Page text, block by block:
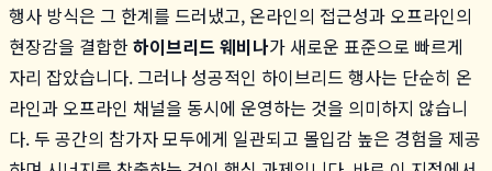
행사 방식은 그 한계를 드러냈고, 온라인의 접근성과 오프라인의
현장감을 결합한하이브리드 웨비나가 새로운 표준으로 빠르게
자리 잡았습니다. 그러나 성공적인 하이브리드 행사는 단순히 온
라인과 오프라인 채널을 동시에 운영하는 것을 의미하지 않습니
다. 두 공간의 참가자 모두에게 일관되고 몰입감 높은 경험을 제공